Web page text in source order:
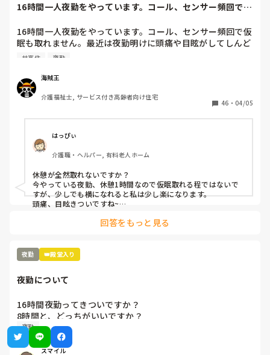
16時間一人夜勤をやっています。コール、センサー頻回で仮
16時間一人夜勤をやっています。コール、センサー頻回で仮
眠も取れません。最近は夜勤明けに頭痛や目眩がしてしんど
いです(--;)
サ高住 夜勤
海賊王
介護福祉士, サービス付き高齢者向け住宅
46 ・ 04/05
はっぴぃ
介護職・ヘルパー, 有料老人ホーム
休憩が全然取れないですか？
今やっている夜勤、休憩1時間なので仮眠取れる程ではないで
すが、少しでも横になれると私は少し楽になります。
頭痛、目眩きついですね~
回答をもっと見る
夜勤 👑殿堂入り
夜勤について
16時間夜勤ってきついですか？
8時間と、どっちがいいですか？
夜勤
スマイル